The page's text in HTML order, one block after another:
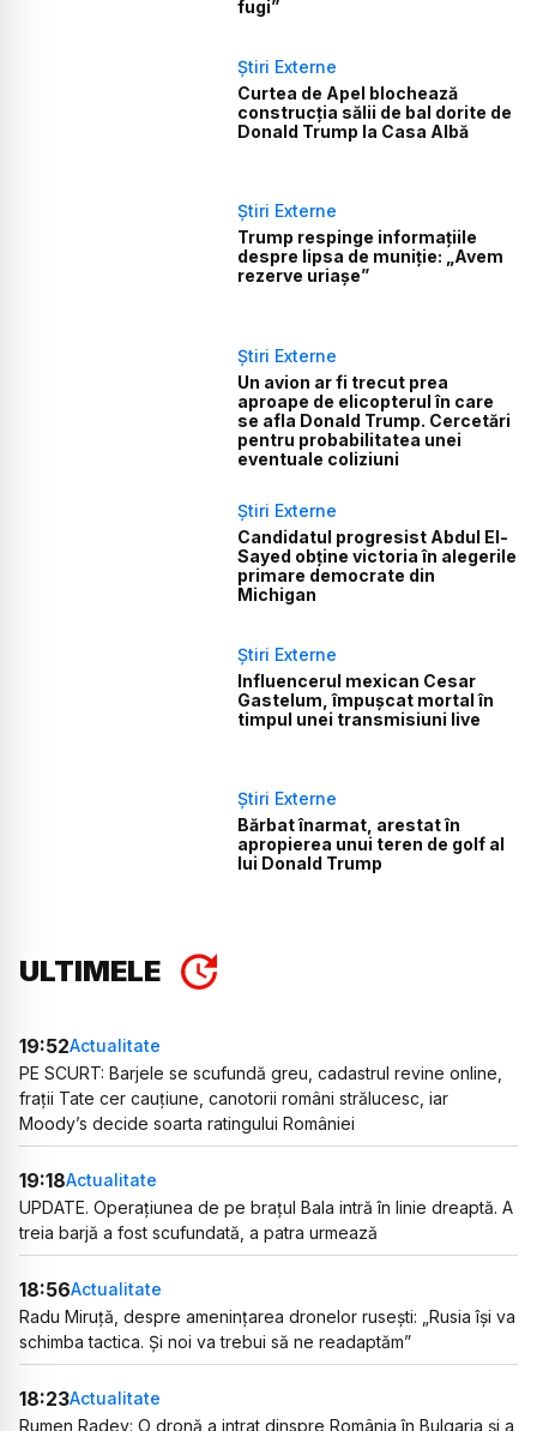
fugi”
Știri Externe
Curtea de Apel blochează
construcția sălii de bal dorite de
Donald Trump la Casa Albă
Știri Externe
Trump respinge informațiile
despre lipsa de muniție: „Avem
rezerve uriașe”
Știri Externe
Un avion ar fi trecut prea
aproape de elicopterul în care
se afla Donald Trump. Cercetări
pentru probabilitatea unei
eventuale coliziuni
Știri Externe
Candidatul progresist Abdul El-
Sayed obține victoria în alegerile
primare democrate din
Michigan
Știri Externe
Influencerul mexican Cesar
Gastelum, împușcat mortal în
timpul unei transmisiuni live
Știri Externe
Bărbat înarmat, arestat în
apropierea unui teren de golf al
lui Donald Trump
ULTIMELE
19:52Actualitate
PE SCURT: Barjele se scufundă greu, cadastrul revine online,
frații Tate cer cauțiune, canotorii români strălucesc, iar
Moody’s decide soarta ratingului României
19:18Actualitate
UPDATE. Operațiunea de pe brațul Bala intră în linie dreaptă. A
treia barjă a fost scufundată, a patra urmează
18:56Actualitate
Radu Miruță, despre amenințarea dronelor rusești: „Rusia își va
schimba tactica. Și noi va trebui să ne readaptăm”
18:23Actualitate
Rumen Radev: O dronă a intrat dinspre România în Bulgaria și a